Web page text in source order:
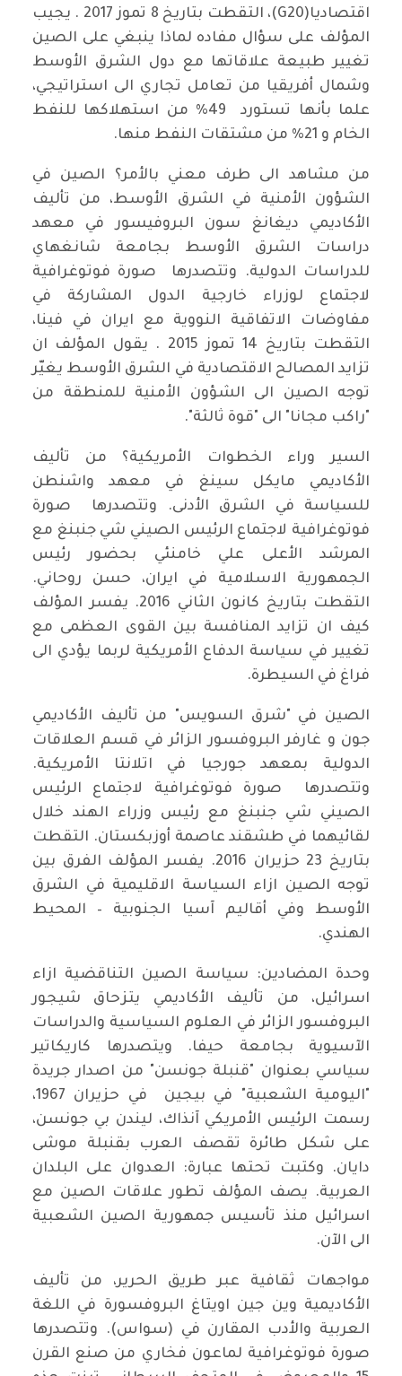
اقتصاديا(G20)، التقطت بتاريخ 8 تموز 2017 . يجيب
المؤلف على سؤال مفاده لماذا ينبغي على الصين
تغيير طبيعة علاقاتها مع دول الشرق الأوسط
وشمال أفريقيا من تعامل تجاري الى استراتيجي،
علما بأنها تستورد 49% من استهلاكها للنفط
الخام و 21% من مشتقات النفط منها.
من مشاهد الى طرف معني بالأمر؟ الصين في
الشؤون الأمنية في الشرق الأوسط، من تأليف
الأكاديمي ديغانغ سون البروفيسور في معهد
دراسات الشرق الأوسط بجامعة شانغهاي
للدراسات الدولية. وتتصدرها صورة فوتوغرافية
لاجتماع لوزراء خارجية الدول المشاركة في
مفاوضات الاتفاقية النووية مع ايران في فينا،
التقطت بتاريخ 14 تموز 2015 . يقول المؤلف ان
تزايد المصالح الاقتصادية في الشرق الأوسط يغيّر
توجه الصين الى الشؤون الأمنية للمنطقة من
"راكب مجانا" الى "قوة ثالثة".
السير وراء الخطوات الأمريكية؟ من تأليف
الأكاديمي مايكل سينغ في معهد واشنطن
للسياسة في الشرق الأدنى. وتتصدرها صورة
فوتوغرافية لاجتماع الرئيس الصيني شي جنبنغ مع
المرشد الأعلى علي خامنئي بحضور رئيس
الجمهورية الاسلامية في ايران، حسن روحاني.
التقطت بتاريخ كانون الثاني 2016. يفسر المؤلف
كيف ان تزايد المنافسة بين القوى العظمى مع
تغيير في سياسة الدفاع الأمريكية لربما يؤدي الى
فراغ في السيطرة.
الصين في "شرق السويس" من تأليف الأكاديمي
جون و غارفر البروفسور الزائر في قسم العلاقات
الدولية بمعهد جورجيا في اتلانتا الأمريكية.
وتتصدرها صورة فوتوغرافية لاجتماع الرئيس
الصيني شي جنبنغ مع رئيس وزراء الهند خلال
لقائيهما في طشقند عاصمة أوزبكستان. التقطت
بتاريخ 23 حزيران 2016. يفسر المؤلف الفرق بين
توجه الصين ازاء السياسة الاقليمية في الشرق
الأوسط وفي أقاليم آسيا الجنوبية – المحيط
الهندي.
وحدة المضادين: سياسة الصين التناقضية ازاء
اسرائيل، من تأليف الأكاديمي يتزحاق شيجور
البروفسور الزائر في العلوم السياسية والدراسات
الآسيوية بجامعة حيفا. ويتصدرها كاريكاتير
سياسي بعنوان "قنبلة جونسن" من اصدار جريدة
"اليومية الشعبية" في بيجين في حزيران 1967،
رسمت الرئيس الأمريكي آنذاك، ليندن بي جونسن،
على شكل طائرة تقصف العرب بقنبلة موشى
دايان. وكتبت تحتها عبارة: العدوان على البلدان
العربية. يصف المؤلف تطور علاقات الصين مع
اسرائيل منذ تأسيس جمهورية الصين الشعبية
الى الآن.
مواجهات ثقافية عبر طريق الحرير، من تأليف
الأكاديمية وين جين اويتاغ البروفسورة في اللغة
العربية والأدب المقارن في (سواس). وتتصدرها
صورة فوتوغرافية لماعون فخاري من صنع القرن